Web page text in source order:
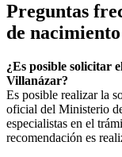
Preguntas
de
¿Es posible solicitar
Villanázar?
Es posible realizar la
oficial del Ministerio
especialistas en el
recomendación es